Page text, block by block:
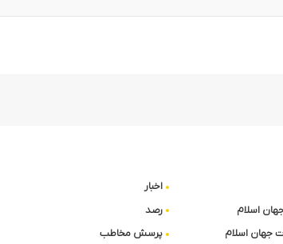
اسلام
جهان اسلام
اخبار
رصد
پرسش مخاطب